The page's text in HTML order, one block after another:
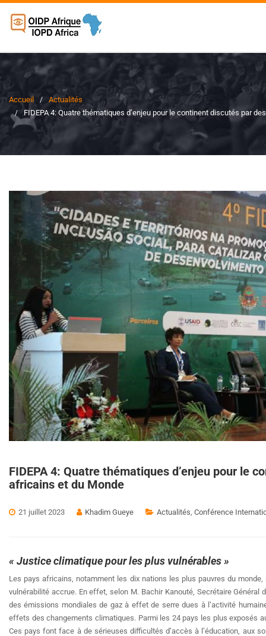
Accueil
Actualités
FIDEPA 4: Quatre thématiques d’enjeu pour le continent discutés par
FIDEPA 4: Quatre thématiques d’enjeu pour le
africains et du Monde
21 juillet 2023 Khadim Gueye Actualités Conférence
« Justice climatique pour les plus vulnérables »
Les pays africains, notamment les dix nations les plus pauvres du
vulnérabilité accrue. En effet, selon M. Bachir Kanouté, Secrétaire Général
des émissions mondiales de gaz à effet de serre dues à l’activité
effets des changements climatiques. Parmi les 24 pays les plus exposés
Ces pays font face à de sérieuses difficultés d’accès à l’éducation, aux